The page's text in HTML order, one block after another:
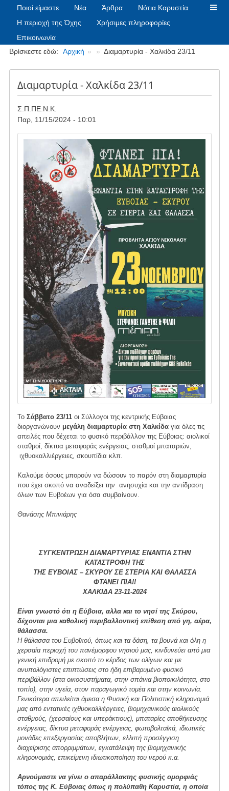
Ποιοί είμαστε Νέα Άρθρα
Νότια Καρυστία
Η περιοχή της Όχης
Χρήσιμες πληροφορίες
Επικοινωνία
Breadcrumbs
Βρίσκεστε εδώ: Αρχική Διαμαρτυρία - Χαλκίδα 23/11
Διαμαρτυρία - Χαλκίδα 23/11
Σ.Π.ΠΕ.Ν.Κ.
Παρ, 11/15/2024 - 10:01
Image
Το Σάββατο 23/11 οι Σύλλογοι της κεντρικής Εύβοιας
διοργανώνουν μεγάλη διαμαρτυρία στη Χαλκίδα για όλες τις
απειλές που δέχεται το φυσικό περιβάλλον της Εύβοιας: αιολικοί
σταθμοί, δίκτυα μεταφοράς ενέργειας, σταθμοί μπαταριών,
ιχθυοκαλλιέργειες, σκουπίδια κλπ.
Καλούμε όσους μπορούν να δώσουν το παρόν στη διαμαρτυρία
που έχει σκοπό να αναδείξει την ανησυχία και την αντίδραση
όλων των Ευβοέων για όσα συμβαίνουν.
Θανάσης Μπινιάρης
ΣΥΓΚΕΝΤΡΩΣΗ ΔΙΑΜΑΡΤΥΡΙΑΣ ΕΝΑΝΤΙΑ ΣΤΗΝ
ΚΑΤΑΣΤΡΟΦΗ ΤΗΣ
ΤΗΣ ΕΥΒΟΙΑΣ – ΣΚΥΡΟΥ ΣΕ ΣΤΕΡΙΑ ΚΑΙ ΘΑΛΑΣΣΑ
ΦΤΑΝΕΙ ΠΙΑ!!
ΧΑΛΚΙΔΑ 23-11-2024
Είναι γνωστό ότι η Εύβοια, αλλα και το νησί της Σκύρου,
δέχονται μια καθολική περιβαλλοντική επίθεση από γη, αέρα,
θάλασσα.
Η θάλασσα του Ευβοϊκού, όπως και τα δάση, τα βουνά και όλη η
χερσαία περιοχή του πανέμορφου νησιού μας, κινδυνεύει από μια
γενική επιδρομή με σκοπό το κέρδος των ολίγων και με
ανυπολόγιστες επιπτώσεις στο ήδη επιβαρυμένο φυσικό
περιβάλλον (στα οικοσυστήματα, στην σπάνια βιοποικιλότητα, στο
τοπίο), στην υγεία, στον παραγωγικό τομέα και στην κοινωνία.
Γενικότερα απειλείται άμεσα η Φυσική και Πολιτιστική κληρονομιά
μας από εντατικές ιχθυοκαλλιέργειες, βιομηχανικούς αιολικούς
σταθμούς, (χερσαίους και υπεράκτιους), μπαταρίες αποθήκευσης
ενέργειας, δίκτυα μεταφοράς ενέργειας, φωτοβολταϊκά, ιδιωτικές
μονάδες επεξεργασίας αποβλήτων, ελλιπή προσέγγιση
διαχείρισης απορριμμάτων, εγκατάλειψη της βιομηχανικής
κληρονομιάς, επικείμενη ιδιωτικοποίηση του νερού κ.α.
Αρνούμαστε να γίνει ο απαράλλακτης φυσικής ομορφιάς
τόπος της Κ. Εύβοιας όπως η πολύπαθη Καρυστία, η οποία